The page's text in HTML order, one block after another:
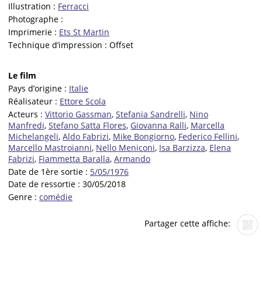
Illustration : Ferracci
Photographe :
Imprimerie : Ets St Martin
Technique d’impression : Offset
Le film
Pays d’origine : Italie
Réalisateur : Ettore Scola
Acteurs : Vittorio Gassman, Stefania Sandrelli, Nino
Manfredi, Stefano Satta Flores, Giovanna Ralli, Marcella
Michelangeli, Aldo Fabrizi, Mike Bongiorno, Federico Fellini,
Marcello Mastroianni, Nello Meniconi, Isa Barzizza, Elena
Fabrizi, Fiammetta Baralla, Armando
Date de 1ère sortie : 5/05/1976
Date de ressortie : 30/05/2018
Genre : comédie
Partager cette affiche: